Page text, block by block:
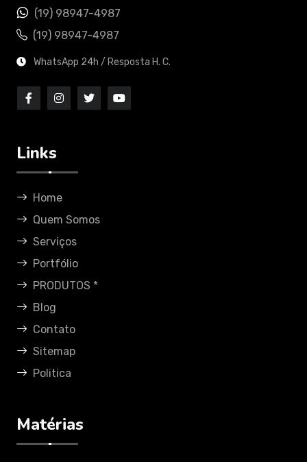
(19) 98947-4987
(19) 98947-4987
WhatsApp 24h / Resposta H. C.
Links
Home
Quem Somos
Serviços
Portfólio
PRODUTOS *
Blog
Contato
Sitemap
Politica
Matérias